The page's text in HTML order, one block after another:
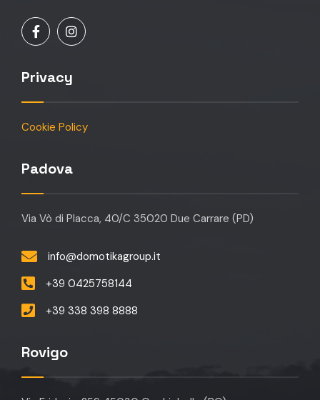
Privacy
Cookie Policy
Padova
Via Vò di Placca, 40/C 35020 Due Carrare (PD)
info@domotikagroup.it
+39 0425758144
+39 338 398 8888
Rovigo